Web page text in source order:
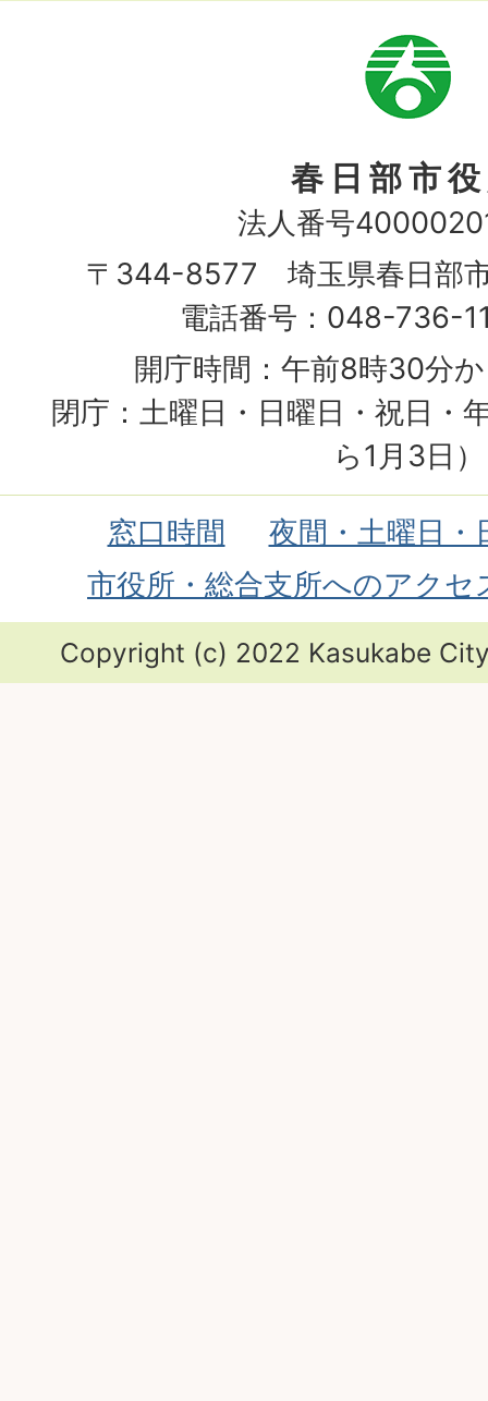
市
章
春日部市
法人番号
〒344-8577 埼玉県春日部
電話番号：048-736-
開庁時間：午前8時30分
閉庁：土曜日・日曜日・祝日・
ら1月3日）
窓口時間
夜間・土曜日・
市役所・総合支所へのアクセ
Copyright (c) 2022 Kasukabe